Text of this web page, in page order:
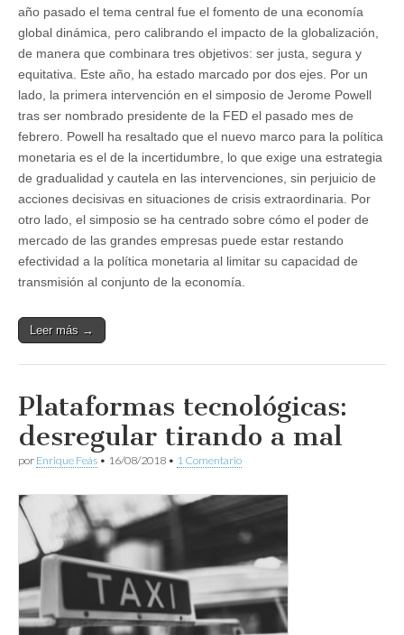
año pasado el tema central fue el fomento de una economía
global dinámica, pero calibrando el impacto de la globalización,
de manera que combinara tres objetivos: ser justa, segura y
equitativa. Este año, ha estado marcado por dos ejes. Por un
lado, la primera intervención en el simposio de Jerome Powell
tras ser nombrado presidente de la FED el pasado mes de
febrero. Powell ha resaltado que el nuevo marco para la política
monetaria es el de la incertidumbre, lo que exige una estrategia
de gradualidad y cautela en las intervenciones, sin perjuicio de
acciones decisivas en situaciones de crisis extraordinaria. Por
otro lado, el simposio se ha centrado sobre cómo el poder de
mercado de las grandes empresas puede estar restando
efectividad a la política monetaria al limitar su capacidad de
transmisión al conjunto de la economía.
Leer más →
Plataformas tecnológicas:
desregular tirando a mal
por Enrique Feás • 16/08/2018 • 1 Comentario